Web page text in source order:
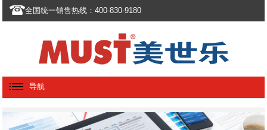
全国统一销售热线：400-830-9180
导航